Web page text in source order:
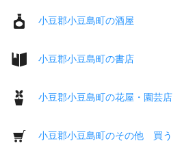
小豆郡小豆島町の酒屋
小豆郡小豆島町の書店
小豆郡小豆島町の花屋・園芸店
小豆郡小豆島町のその他 買う